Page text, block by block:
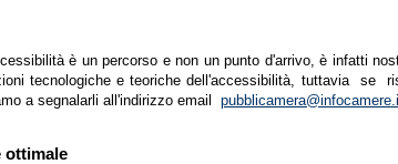
è un percorso e non un punto d'arrivo, è infatti
tecnologiche e teoriche dell'accessibilità, tuttavia se
a segnalarli all'indirizzo email
ottimale